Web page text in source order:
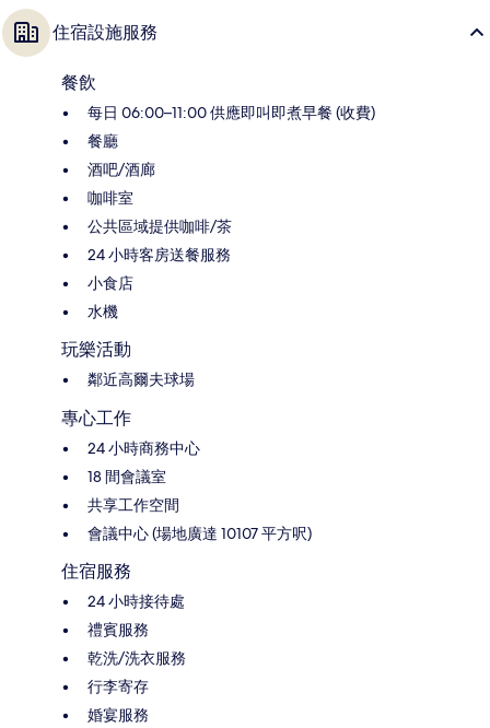
住宿設施服務
餐飲
每日 06:00–11:00 供應即叫即煮早餐 (收費)
餐廳
酒吧/酒廊
咖啡室
公共區域提供咖啡/茶
24 小時客房送餐服務
小食店
水機
玩樂活動
鄰近高爾夫球場
專心工作
24 小時商務中心
18 間會議室
共享工作空間
會議中心 (場地廣達 10107 平方呎)
住宿服務
24 小時接待處
禮賓服務
乾洗/洗衣服務
行李寄存
婚宴服務